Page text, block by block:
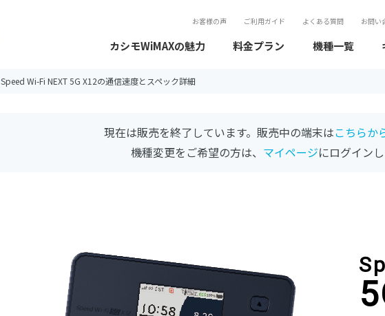
お客様の声 ご利用ガイド よくある質問 お問い
カシモWiMAXの魅力 料金プラン 機種一覧
Speed Wi-Fi NEXT 5G X12の通信速度とスペック詳細
現在は販売を終了しています。販売中の端末はこちらか
機種変更をご希望の方は、 マイページにログイン